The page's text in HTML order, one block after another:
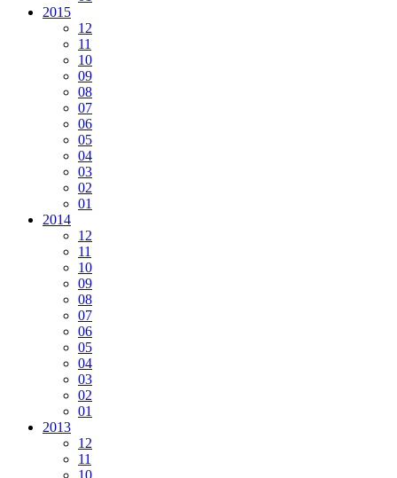
2015
12
11
10
09
08
07
06
05
04
03
02
01
2014
12
11
10
09
08
07
06
05
04
03
02
01
2013
12
11